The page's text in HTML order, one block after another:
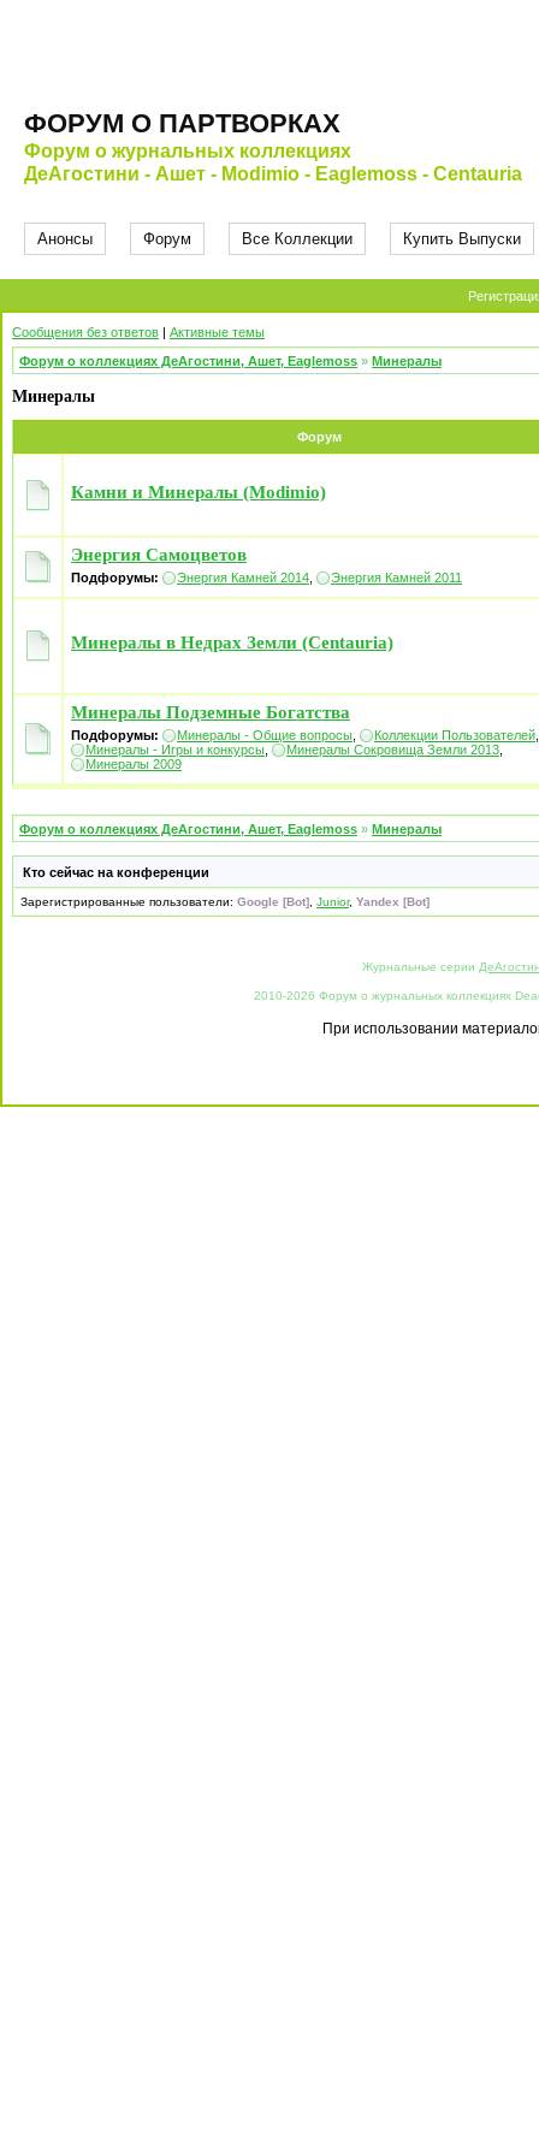
ФОРУМ О ПАРТВОРКАХ
Форум о журнальных коллекциях
ДеАгостини - Ашет - Modimio - Eaglemoss - Centauria
Анонсы Форум Все Коллекции Купить Выпуски
Сообщения без ответов | Активные темы
Форум о коллекциях ДеАгостини, Ашет, Eaglemoss » Минералы
Минералы
Форум
Камни и Минералы (Modimio)
Энергия Самоцветов
Подфорумы: Энергия Камней 2014 Энергия Камней 2011
Минералы в Недрах Земли (Centauria)
Минералы Подземные Богатства
Подфорумы: Минералы - Общие вопросы Коллекции Пользователей
Минералы - Игры и конкурсы
Минералы Сокровища Земли 2013
Минералы 2009
Форум о коллекциях ДеАгостини, Ашет, Eaglemoss » Минералы
Кто сейчас на конференции
Зарегистрированные пользователи: Google [Bot] Junior, Yandex [Bot]
Журнальные серии
2010-2026 Форум о журнальных коллекциях
При использовании